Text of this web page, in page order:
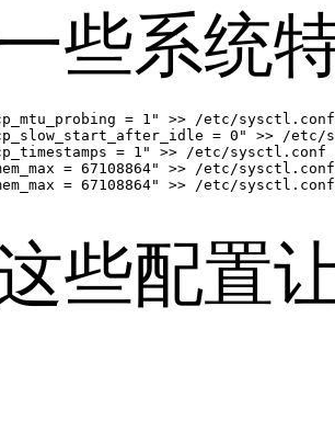
系统特
= 1" >> /etc/sysctl.conf
= 0" >> /etc/
= 1" >> /etc/sysctl.conf
= 67108864" >> /etc/sysctl.conf
= 67108864" >> /etc/sysctl.conf
配置让